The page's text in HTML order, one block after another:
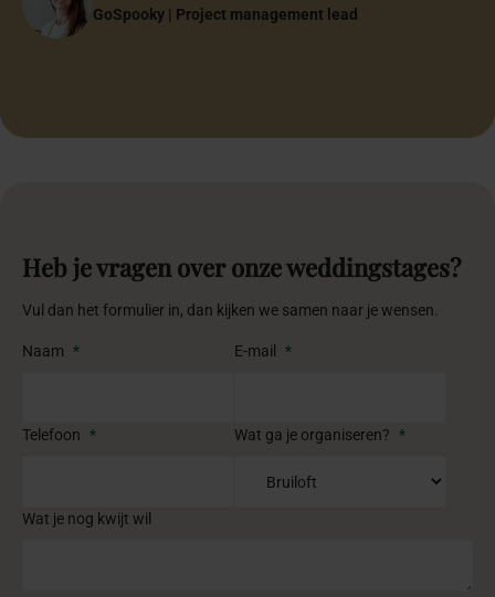
Bruidspaar
Halima Özen-El Hajoui
GoSpooky | Project management lead
Papa & Mama
Founder Anne-Martine Weddings & Events
Bruidspaar
Halima Özen-El Hajoui
Heb je vragen over onze weddingstages?
Vul dan het formulier in, dan kijken we samen naar je wensen.
Naam * E-mail *
Telefoon * Wat ga je organiseren? *
Wat je nog kwijt wil